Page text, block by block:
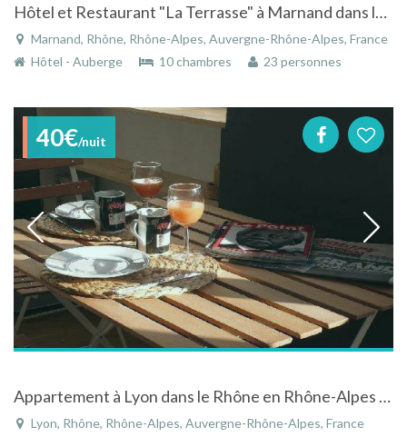
Hôtel et Restaurant "La Terrasse" à Marnand dans le Rhône en Rhône-Alpes
Marnand, Rhône, Rhône-Alpes, Auvergne-Rhône-Alpes, France
Hôtel - Auberge
10 chambres 23 personnes
40€/nuit
Appartement à Lyon dans le Rhône en Rhône-Alpes bien situé avec très belle vue
Lyon, Rhône, Rhône-Alpes, Auvergne-Rhône-Alpes, France